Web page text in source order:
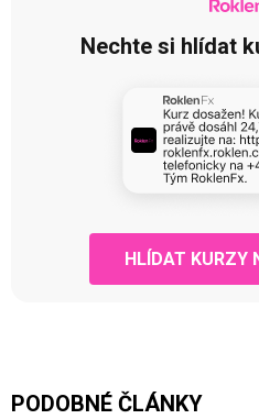
Nechte si hlídat
HLÍDAT KURZY
PODOBNÉ ČLÁNKY